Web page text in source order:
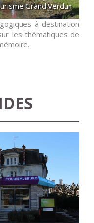
Grand Verdun
à destination
les thématiques de